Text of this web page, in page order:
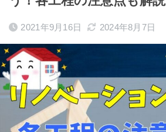
2021年9月16日 2024年8月7日